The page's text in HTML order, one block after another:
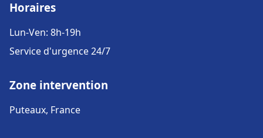
Horaires
Lun-Ven: 8h-19h
Service d'urgence 24/7
Zone intervention
Puteaux, France